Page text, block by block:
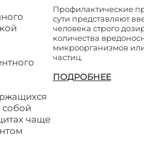
собой
чаще
Профилактические
сути представляют
человека строго
количества
микроорганизмов
частиц.
ПОДРОБНЕЕ